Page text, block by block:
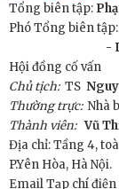
Tổng biên tập:
Phó Tổng biên
-
Hội đồng cố vấn
Chủ tịch:TS
Thường trực: Nhà
Thành viên: Vũ
Địa chỉ: Tầng 4,
P.Yên Hòa, Hà Nội.
Email Tạp chí điện